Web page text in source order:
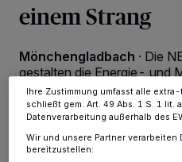
einem Strang
Mönchengladbach · Die
gestalten die Energie- und
NEW hat jetzt bei
Anlage zur
Anzeigen möglicherweise nicht
dieses Menü jederzeit wieder
ändern oder Ihre Einwilligung zu
Ihre Einstellungen gelten innerhalb
Informationen finden Sie in
Ihre Zustimmung umfasst alle
schließt gem. Art. 49 Abs. 1 S. 1 lit.
Datenverarbeitung außerhalb des
Wir und unsere Partner verarbeiten
bereitzustellen: